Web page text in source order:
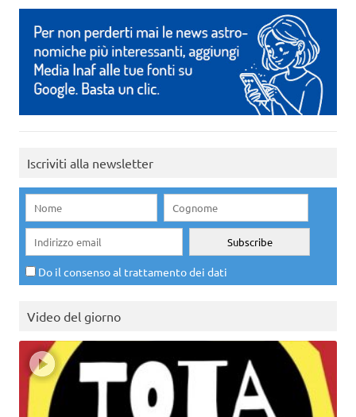
Iscriviti alla newsletter
Do il consenso al trattamento dei dati
Video del giorno